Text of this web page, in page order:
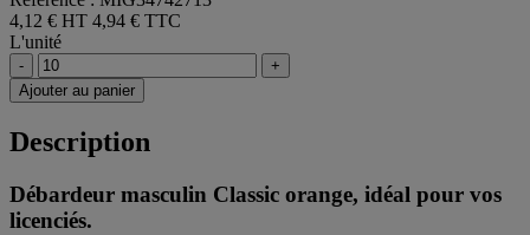
4,12 € HT 4,94 € TTC
L'unité
-
+
Ajouter au panier
Description
Débardeur masculin Classic orange, idéal pour vos
licenciés.